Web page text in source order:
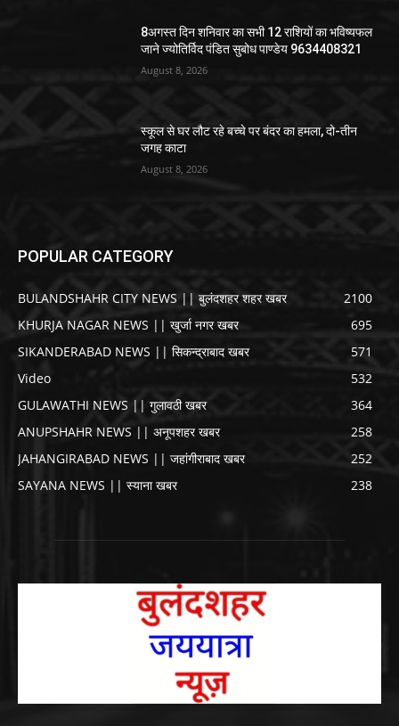
8अगस्त दिन शनिवार का सभी 12 राशियों का भविष्यफल
जाने ज्योतिर्विद पंडित सुबोध पाण्डेय 9634408321
August 8, 2026
स्कूल से घर लौट रहे बच्चे पर बंदर का हमला, दो-तीन
जगह काटा
August 8, 2026
POPULAR CATEGORY
BULANDSHAHR CITY NEWS || बुलंदशहर शहर खबर
2100
KHURJA NAGAR NEWS || खुर्जा नगर खबर
695
SIKANDERABAD NEWS || सिकन्द्राबाद खबर
571
Video
532
GULAWATHI NEWS || गुलावठी खबर
364
ANUPSHAHR NEWS || अनूपशहर खबर
258
JAHANGIRABAD NEWS || जहांगीराबाद खबर
252
SAYANA NEWS || स्याना खबर
238